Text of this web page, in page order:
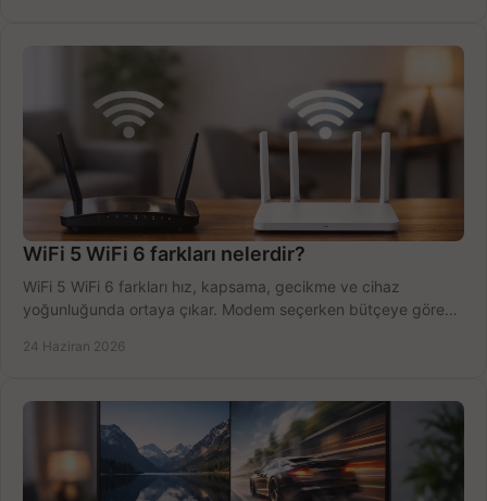
WiFi 5 WiFi 6 farkları nelerdir?
WiFi 5 WiFi 6 farkları hız, kapsama, gecikme ve cihaz
yoğunluğunda ortaya çıkar. Modem seçerken bütçeye göre
24 Haziran 2026